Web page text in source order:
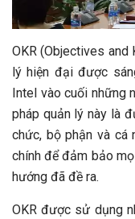
OKR (Objectives
lý hiện đại được
Intel vào cuối những
pháp quản lý này là
chức, bộ phận và cá
chính để đảm bảo
hướng đã đề ra.
OKR được sử dụng